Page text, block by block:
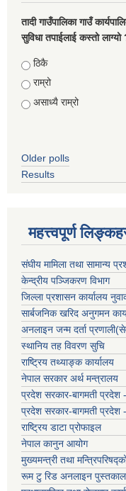
तादी गाउँपालिका गाउँ
सुविधा तपाईलाई कस्तो लाग्यो
Choices
ठिकै
राम्रो
असाध्यै राम्रो
Older polls
Results
महत्त्वपूर्ण
संघीय मामिला तथा सामान्य
केन्द्रीय पञ्जिकरण विभाग
जिल्ला प्रशासन कार्यालय
सार्बजनिक खरिद अनुगमन
अनलाइन जन्म दर्ता
स्थानिय तह विवरण सुचि
राष्ट्रिय तथ्याङ्क कार्यालय
नेपाल सरकार अर्थ मन्त्रालय
प्रदेश सरकार-बागमती प्रदेश
प्रदेश सरकार-बागमती प्रदेश
राष्ट्रिय डाटा प्रोफाइल
नेपाल कानुन आयोग
मुख्यमन्त्री तथा
रूम टु रिड अनलाइन